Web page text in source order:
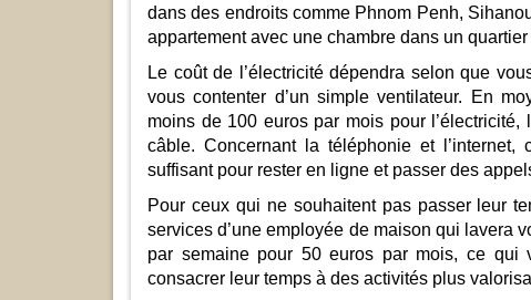
dans des endroits comme Phnom Penh,
appartement avec une chambre dans un
Le coût de l’électricité dépendra selon que
vous contenter d’un simple ventilateur. En
moins de 100 euros par mois pour l’électricité,
câble. Concernant la téléphonie et
suffisant pour rester en ligne et passer des
Pour ceux qui ne souhaitent pas passer leur
services d’une employée de maison qui lavera
par semaine pour 50 euros par mois, ce qui
consacrer leur temps à des activités plus